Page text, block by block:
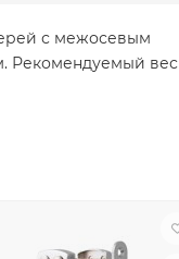
с межосевым
Рекомендуемый вес